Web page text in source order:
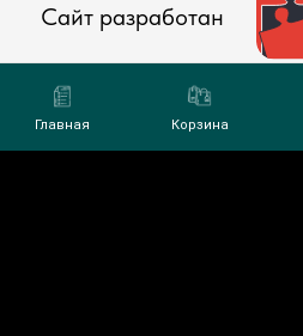
Главная Корзина
Сайт разработан